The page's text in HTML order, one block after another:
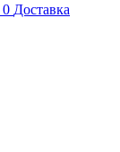
0 Доставка